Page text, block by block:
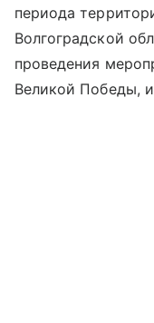
периода
Волгоградской
проведения
Великой Победы,